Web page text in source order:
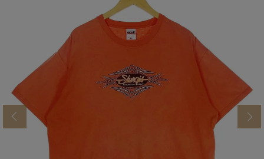
マイページ
ご利用ガイド International Shipping
特集一覧
ブランドから探す スタッフコーディネート
年代から探す